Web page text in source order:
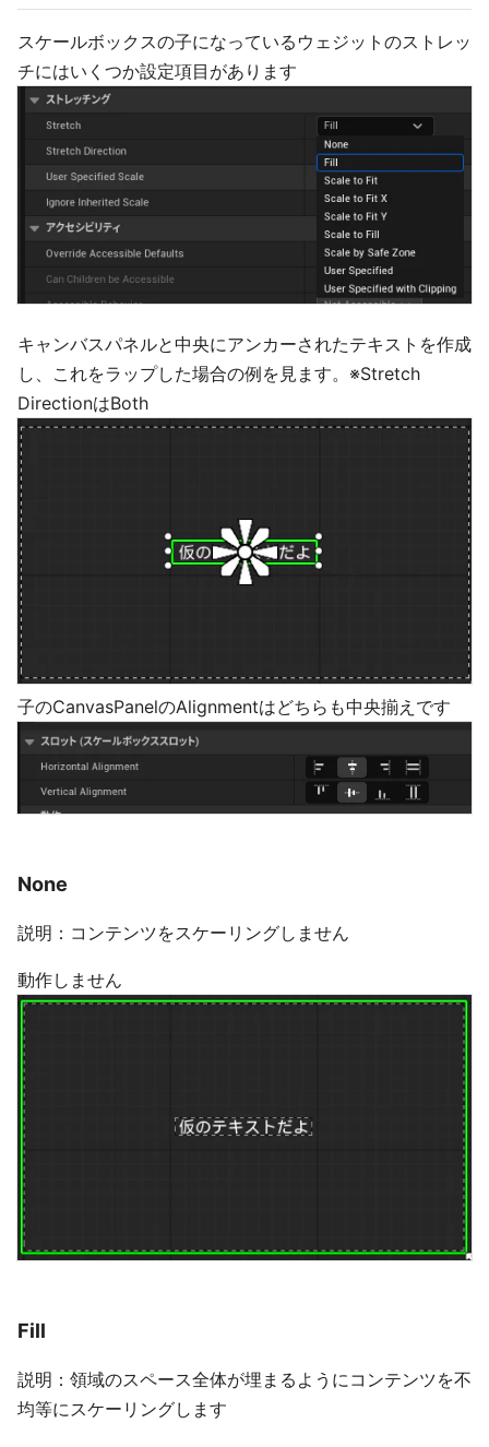
スケールボックスの子になっているウェジットのストレッ
チにはいくつか設定項目があります
キャンバスパネルと中央にアンカーされたテキストを作成
し、これをラップした場合の例を見ます。※Stretch
DirectionはBoth
子のCanvasPanelのAlignmentはどちらも中央揃えです
None
説明：コンテンツをスケーリングしません
動作しません
Fill
説明：領域のスペース全体が埋まるようにコンテンツを不
均等にスケーリングします